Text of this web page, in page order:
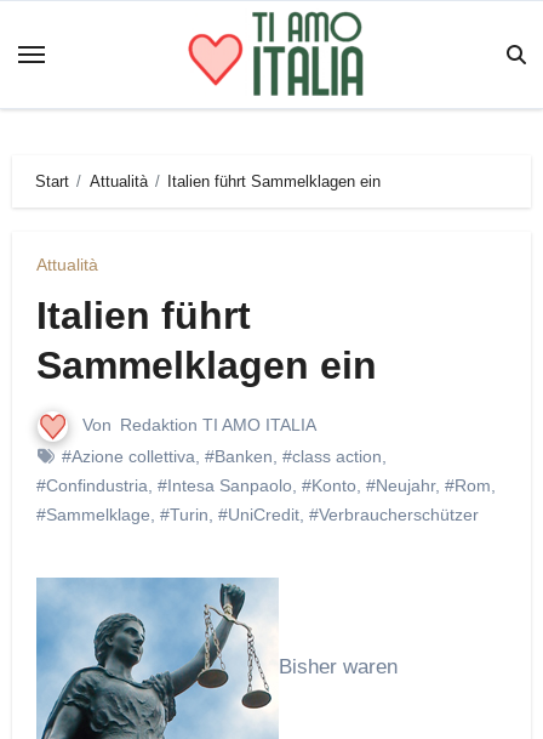
Inhalt
Start Attualità Italien führt Sammelklagen ein
Attualità
Italien führt
Sammelklagen ein
Von Redaktion TI AMO ITALIA
#Azione collettiva #Banken #class action
#Confindustria #Intesa Sanpaolo, #Konto, #Neujahr, #Rom
#Sammelklage #Turin #UniCredit, #Verbraucherschützer
Bisher waren